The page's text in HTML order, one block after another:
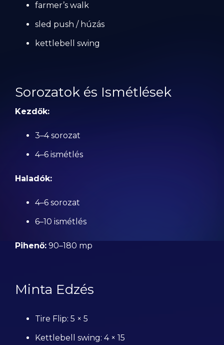
farmer’s walk
sled push / húzás
kettlebell swing
Sorozatok és Ismétlések
Kezdők:
3–4 sorozat
4–6 ismétlés
Haladók:
4–6 sorozat
6–10 ismétlés
Pihenő: 90–180 mp
Minta Edzés
Tire Flip: 5 × 5
Kettlebell swing: 4 × 15